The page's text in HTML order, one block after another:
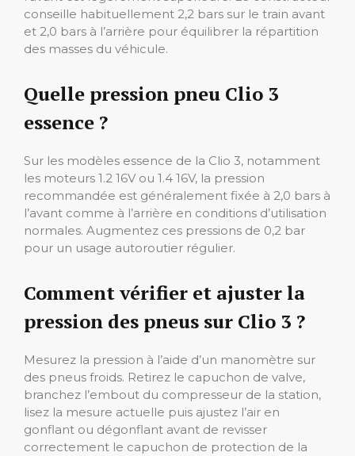
conseille habituellement 2,2 bars sur le train avant
et 2,0 bars à l’arrière pour équilibrer la répartition
des masses du véhicule.
Quelle pression pneu Clio 3
essence ?
Sur les modèles essence de la Clio 3, notamment
les moteurs 1.2 16V ou 1.4 16V, la pression
recommandée est généralement fixée à 2,0 bars à
l’avant comme à l’arrière en conditions d’utilisation
normales. Augmentez ces pressions de 0,2 bar
pour un usage autoroutier régulier.
Comment vérifier et ajuster la
pression des pneus sur Clio 3 ?
Mesurez la pression à l’aide d’un manomètre sur
des pneus froids. Retirez le capuchon de valve,
branchez l’embout du compresseur de la station,
lisez la mesure actuelle puis ajustez l’air en
gonflant ou dégonflant avant de revisser
correctement le capuchon de protection de la